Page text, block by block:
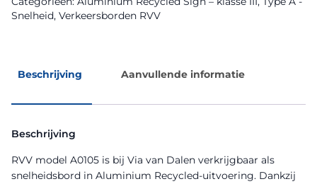
Snelheid, Verkeersborden RVV
Beschrijving Aanvullende informatie
Beschrijving
RVV model A0105 is bij Via van Dalen verkrijgbaar als
snelheidsbord in Aluminium Recycled-uitvoering. Dankzij